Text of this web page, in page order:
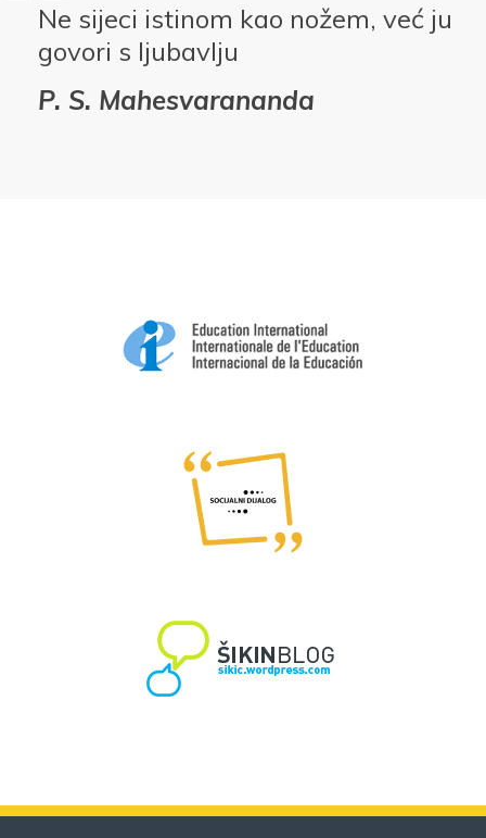
Ne sijeci istinom kao nožem, već ju
govori s ljubavlju
P. S. Mahesvarananda